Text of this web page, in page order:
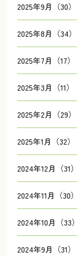
2025年9月（30）
2025年8月（34）
2025年7月（17）
2025年3月（11）
2025年2月（29）
2025年1月（32）
2024年12月（31）
2024年11月（30）
2024年10月（33）
2024年9月（31）